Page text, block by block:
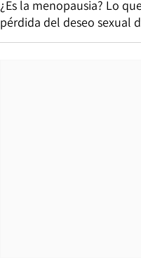
¿Es la menopausia? Lo
pérdida del deseo sexual